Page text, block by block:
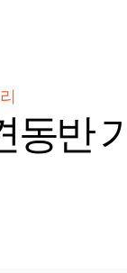
동반